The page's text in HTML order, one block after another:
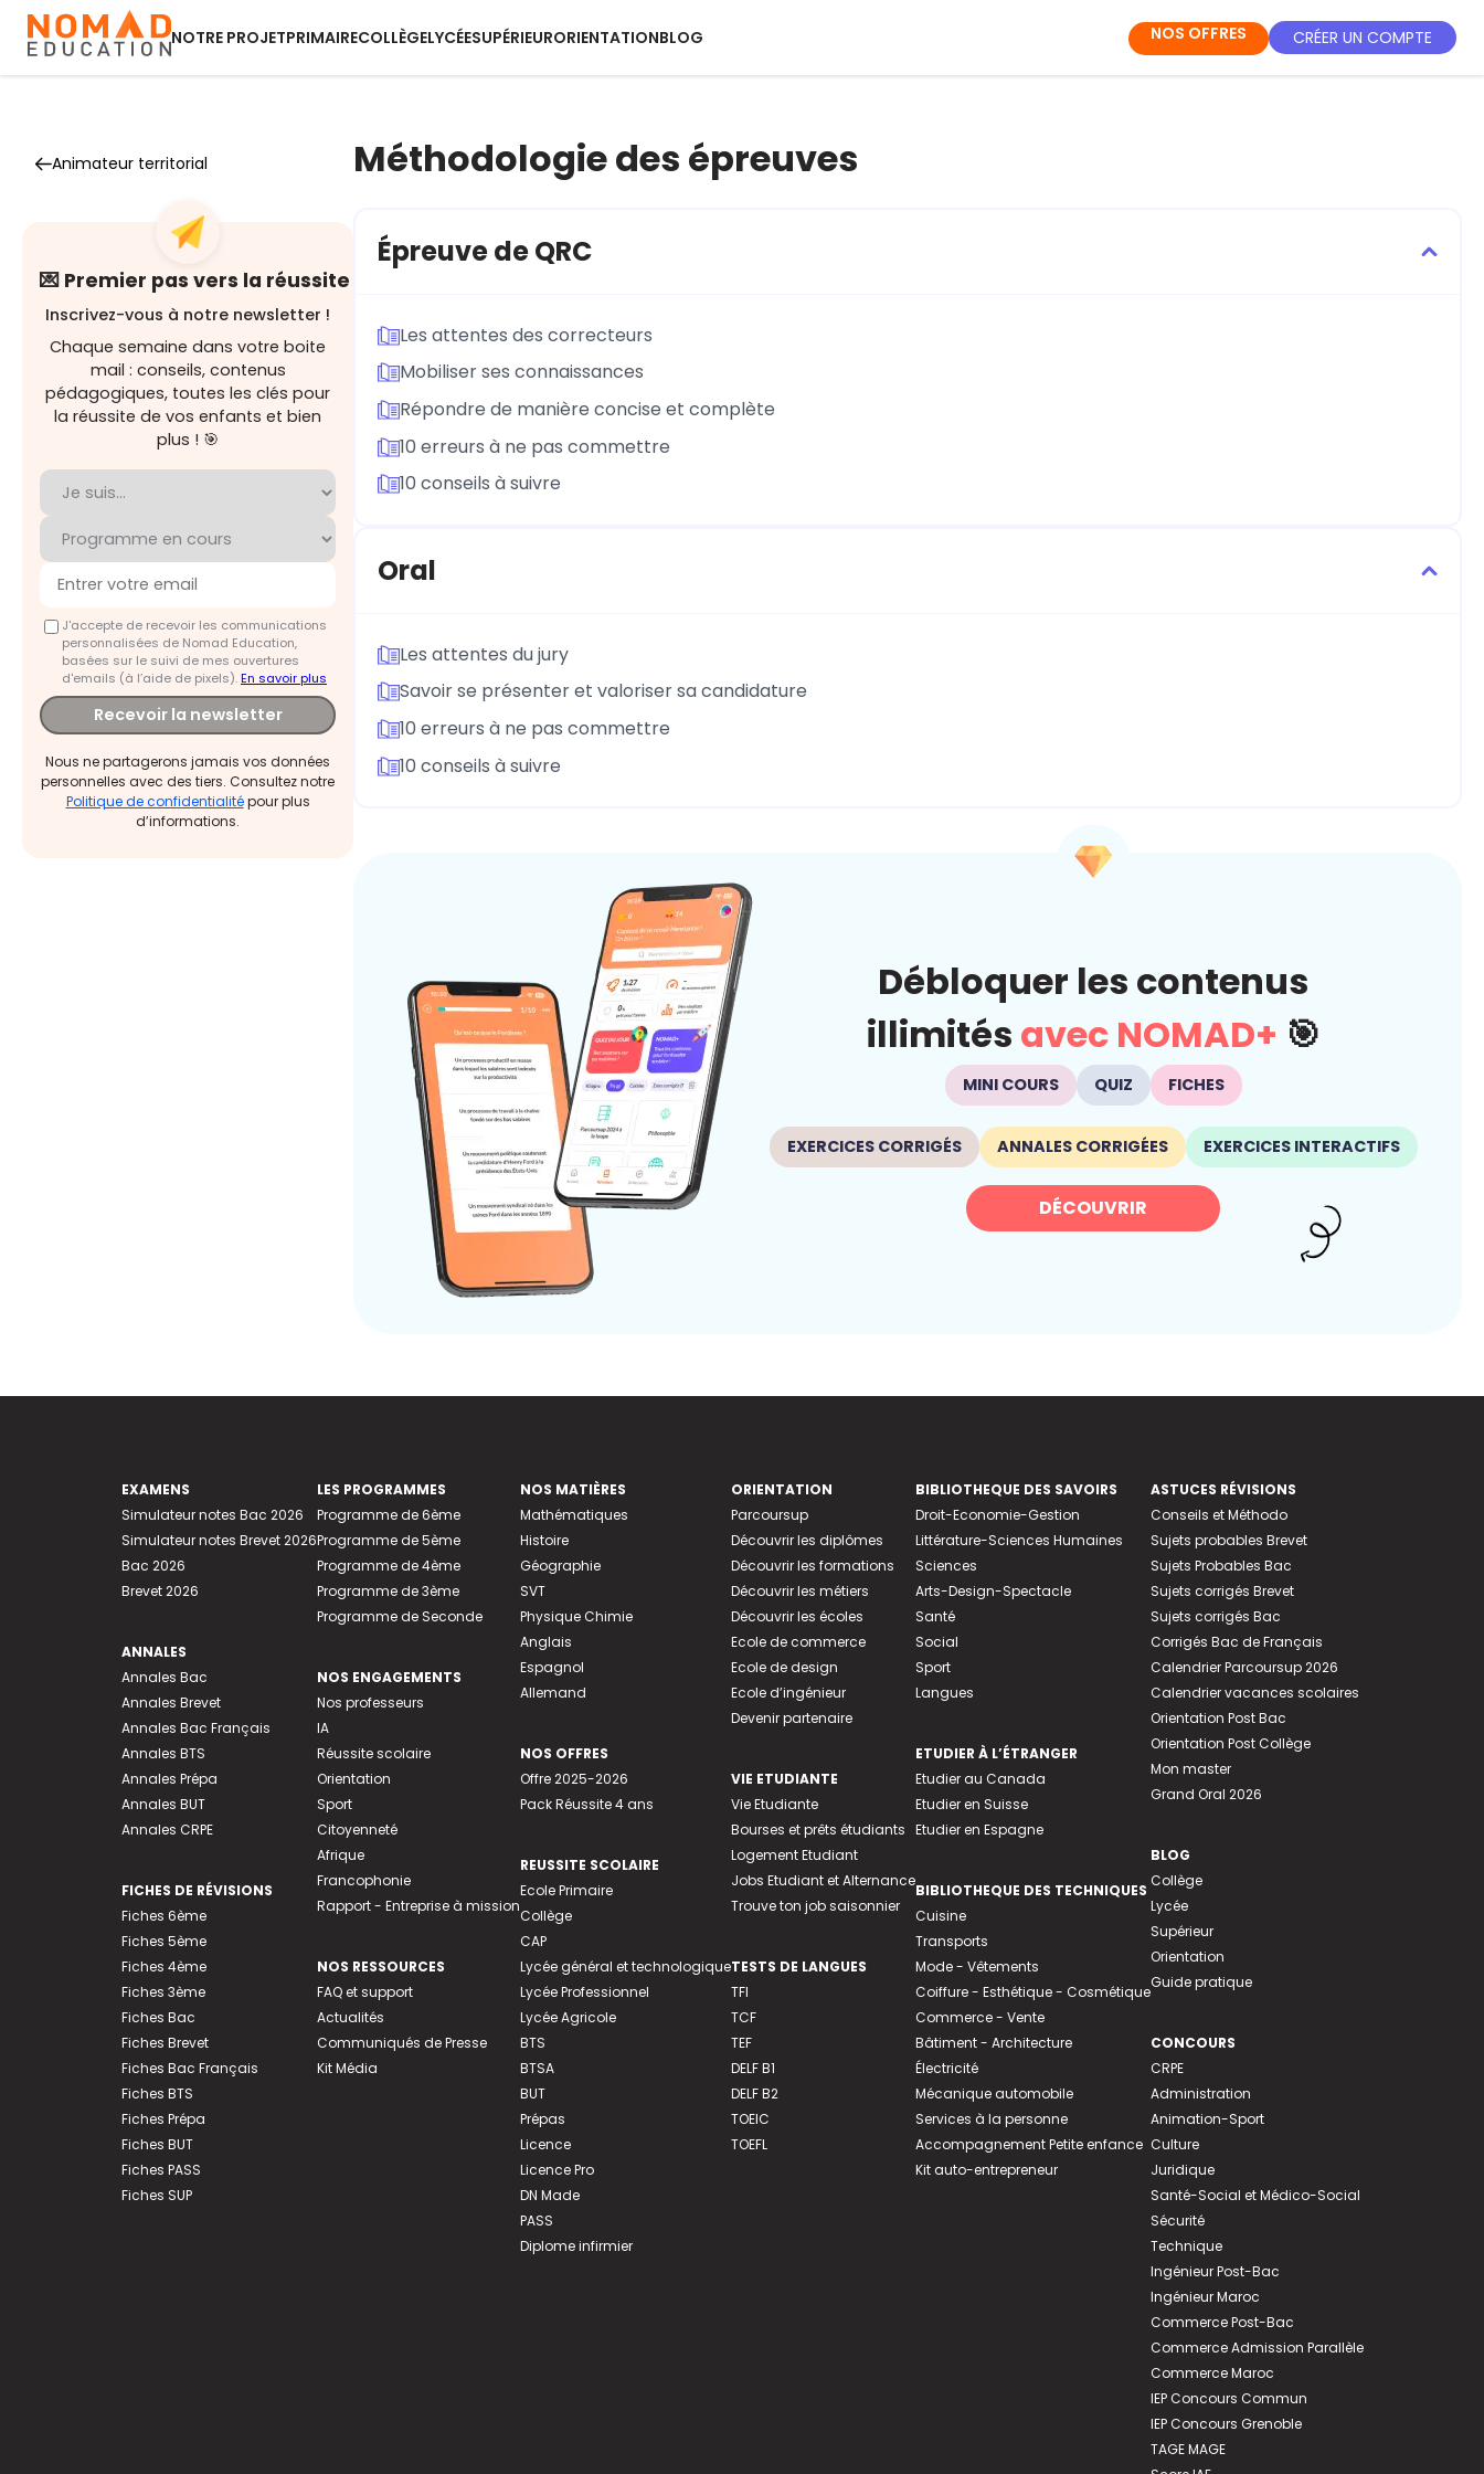
NOTRE PROJETPRIMAIRECOLLÈGELYCÉESUPÉRIEURORIENTATIONBLOG NOS OFFRES CRÉER UN COMPTE
Animateur territorial
💌 Premier pas vers la réussite
Inscrivez-vous à notre newsletter !
Chaque semaine dans votre boite
mail : conseils, contenus
pédagogiques, toutes les clés pour
la réussite de vos enfants et bien
plus ! 🎯
J'accepte de recevoir les communications
personnalisées de Nomad Education,
basées sur le suivi de mes ouvertures
d'emails (à l’aide de pixels).En savoir plus
Recevoir la newsletter
Nous ne partagerons jamais vos données
personnelles avec des tiers. Consultez notre
Politique de confidentialitépour plus
d’informations.
Méthodologie des épreuves
Épreuve de QRC
Les attentes des correcteurs
Mobiliser ses connaissances
Répondre de manière concise et complète
10 erreurs à ne pas commettre
10 conseils à suivre
Oral
Les attentes du jury
Savoir se présenter et valoriser sa candidature
10 erreurs à ne pas commettre
10 conseils à suivre
Débloquer les contenus
illimités avec NOMAD+ 🎯
MINI COURS QUIZ FICHES
EXERCICES CORRIGÉS ANNALES CORRIGÉES EXERCICES INTERACTIFS
DÉCOUVRIR
EXAMENS
Simulateur notes Bac 2026
Simulateur notes Brevet 2026
Bac 2026
Brevet 2026
ANNALES
Annales Bac
Annales Brevet
Annales Bac Français
Annales BTS
Annales Prépa
Annales BUT
Annales CRPE
FICHES DE RÉVISIONS
Fiches 6ème
Fiches 5ème
Fiches 4ème
Fiches 3ème
Fiches Bac
Fiches Brevet
Fiches Bac Français
Fiches BTS
Fiches Prépa
Fiches BUT
Fiches PASS
Fiches SUP
LES PROGRAMMES
Programme de 6ème
Programme de 5ème
Programme de 4ème
Programme de 3ème
Programme de Seconde
NOS ENGAGEMENTS
Nos professeurs
IA
Réussite scolaire
Orientation
Sport
Citoyenneté
Afrique
Francophonie
Rapport - Entreprise à mission
NOS RESSOURCES
FAQ et support
Actualités
Communiqués de Presse
Kit Média
NOS MATIÈRES
Mathématiques
Histoire
Géographie
SVT
Physique Chimie
Anglais
Espagnol
Allemand
NOS OFFRES
Offre 2025-2026
Pack Réussite 4 ans
REUSSITE SCOLAIRE
Ecole Primaire
Collège
CAP
Lycée général et technologique
Lycée Professionnel
Lycée Agricole
BTS
BTSA
BUT
Prépas
Licence
Licence Pro
DN Made
PASS
Diplome infirmier
ORIENTATION
Parcoursup
Découvrir les diplômes
Découvrir les formations
Découvrir les métiers
Découvrir les écoles
Ecole de commerce
Ecole de design
Ecole d’ingénieur
Devenir partenaire
VIE ETUDIANTE
Vie Etudiante
Bourses et prêts étudiants
Logement Etudiant
Jobs Etudiant et Alternance
Trouve ton job saisonnier
TESTS DE LANGUES
TFI
TCF
TEF
DELF B1
DELF B2
TOEIC
TOEFL
BIBLIOTHEQUE DES SAVOIRS
Droit-Economie-Gestion
Littérature-Sciences Humaines
Sciences
Arts-Design-Spectacle
Santé
Social
Sport
Langues
ETUDIER À L’ÉTRANGER
Etudier au Canada
Etudier en Suisse
Etudier en Espagne
BIBLIOTHEQUE DES TECHNIQUES
Cuisine
Transports
Mode - Vêtements
Coiffure - Esthétique - Cosmétique
Commerce - Vente
Bâtiment - Architecture
Électricité
Mécanique automobile
Services à la personne
Accompagnement Petite enfance
Kit auto-entrepreneur
ASTUCES RÉVISIONS
Conseils et Méthodo
Sujets probables Brevet
Sujets Probables Bac
Sujets corrigés Brevet
Sujets corrigés Bac
Corrigés Bac de Français
Calendrier Parcoursup 2026
Calendrier vacances scolaires
Orientation Post Bac
Orientation Post Collège
Mon master
Grand Oral 2026
BLOG
Collège
Lycée
Supérieur
Orientation
Guide pratique
CONCOURS
CRPE
Administration
Animation-Sport
Culture
Juridique
Santé-Social et Médico-Social
Sécurité
Technique
Ingénieur Post-Bac
Ingénieur Maroc
Commerce Post-Bac
Commerce Admission Parallèle
Commerce Maroc
IEP Concours Commun
IEP Concours Grenoble
TAGE MAGE